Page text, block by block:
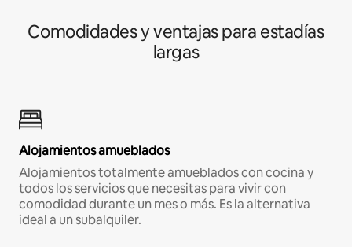
Comodidades y ventajas para estadías
largas
Alojamientos amueblados
Alojamientos totalmente amueblados con cocina y
todos los servicios que necesitas para vivir con
comodidad durante un mes o más. Es la alternativa
ideal a un subalquiler.